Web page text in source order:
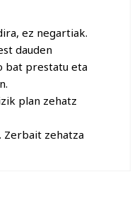
ez negartiak.
dauden
bat prestatu eta
plan zehatz
Zerbait zehatza